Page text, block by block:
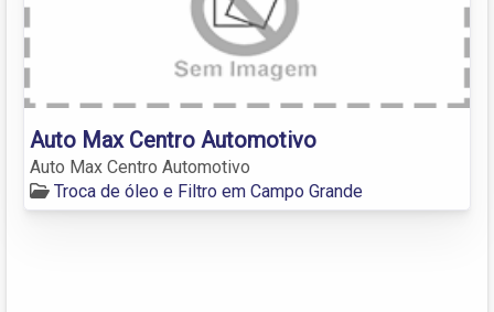
Auto Max Centro Automotivo
Auto Max Centro Automotivo
Troca de óleo e Filtro em Campo Grande